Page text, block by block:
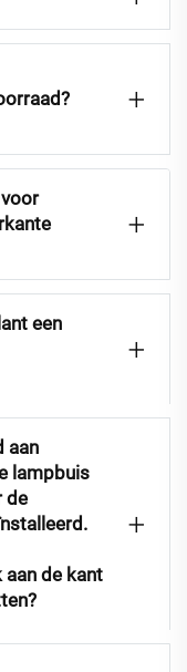
een
aan
lampbuis
de
aan de kant